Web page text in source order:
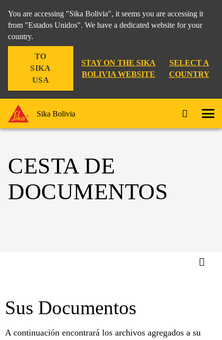
You are accessing "Sika Bolivia", it seems you are accessing it
from "Estados Unidos". We have a dedicated website for your
country.
TO
SIKA
USA
STAY ON THE SIKA
BOLIVIA WEBSITE
SELECT A
COUNTRY
Sika Bolivia
CESTA DE
DOCUMENTOS
Sus Documentos
A continuación encontrará los archivos agregados a su